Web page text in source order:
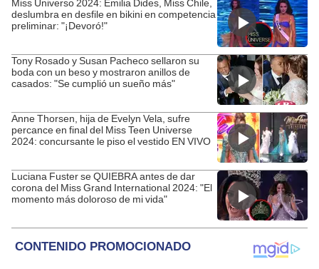
Miss Universo 2024: Emilia Dides, Miss Chile,
deslumbra en desfile en bikini en competencia
preliminar: "¡Devoró!"
Tony Rosado y Susan Pacheco sellaron su
boda con un beso y mostraron anillos de
casados: "Se cumplió un sueño más"
Anne Thorsen, hija de Evelyn Vela, sufre
percance en final del Miss Teen Universe
2024: concursante le piso el vestido EN VIVO
Luciana Fuster se QUIEBRA antes de dar
corona del Miss Grand International 2024: "El
momento más doloroso de mi vida"